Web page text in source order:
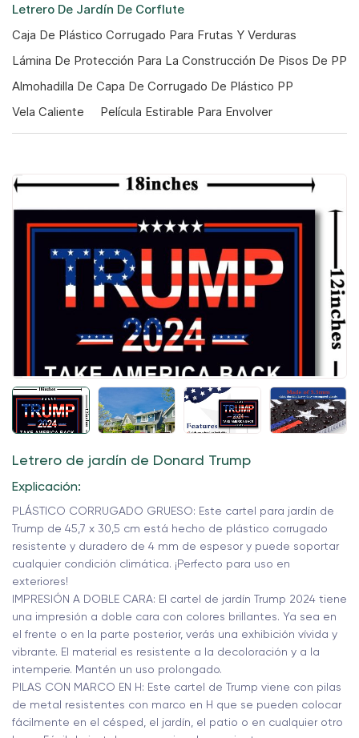
Letrero De Jardín De Corflute
Caja De Plástico Corrugado Para Frutas Y Verduras
Lámina De Protección Para La Construcción De Pisos De PP
Almohadilla De Capa De Corrugado De Plástico PP
Vela Caliente
Película Estirable Para Envolver
Letrero de jardín de Donard Trump
Explicación:
PLÁSTICO CORRUGADO GRUESO: Este cartel para jardín de
Trump de 45,7 x 30,5 cm está hecho de plástico corrugado
resistente y duradero de 4 mm de espesor y puede soportar
cualquier condición climática. ¡Perfecto para uso en
exteriores!
IMPRESIÓN A DOBLE CARA: El cartel de jardín Trump 2024 tiene
una impresión a doble cara con colores brillantes. Ya sea en
el frente o en la parte posterior, verás una exhibición vívida y
vibrante. El material es resistente a la decoloración y a la
intemperie. Mantén un uso prolongado.
PILAS CON MARCO EN H: Este cartel de Trump viene con pilas
de metal resistentes con marco en H que se pueden colocar
fácilmente en el césped, el jardín, el patio o en cualquier otro